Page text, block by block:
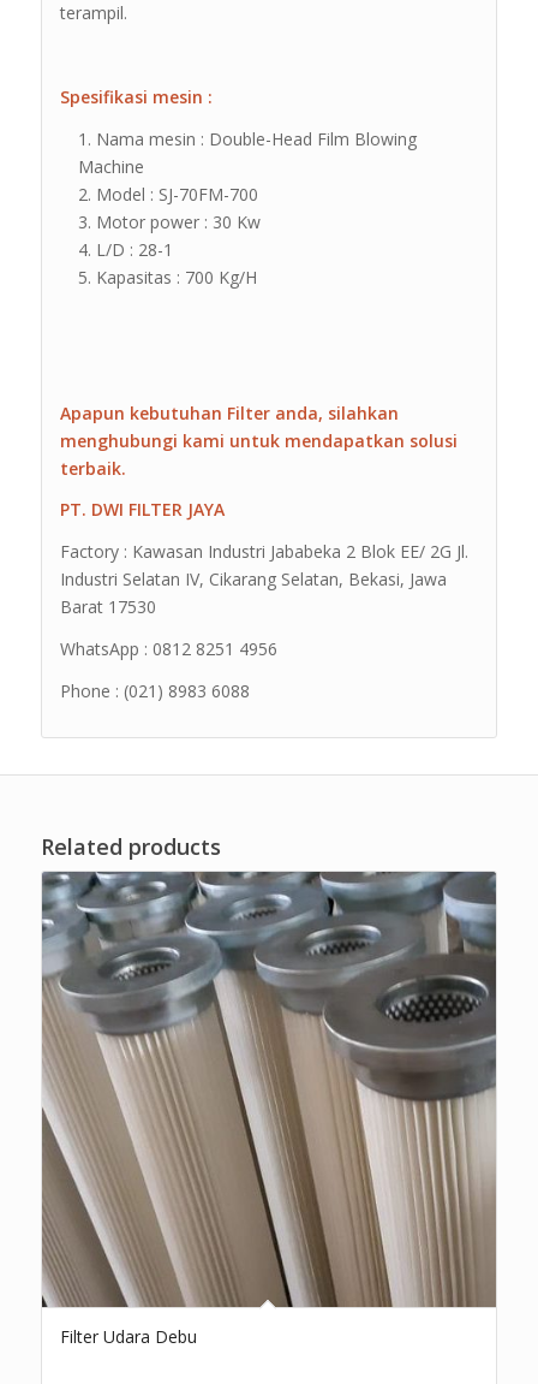
terampil.
Spesifikasi mesin :
Nama mesin : Double-Head Film Blowing
Machine
Model : SJ-70FM-700
Motor power : 30 Kw
L/D : 28-1
Kapasitas : 700 Kg/H
Apapun kebutuhan Filter anda, silahkan
menghubungi kami untuk mendapatkan solusi
terbaik.
PT. DWI FILTER JAYA
Factory : Kawasan Industri Jababeka 2 Blok EE/ 2G Jl.
Industri Selatan IV, Cikarang Selatan, Bekasi, Jawa
Barat 17530
WhatsApp : 0812 8251 4956
Phone : (021) 8983 6088
Related products
Filter Udara Debu